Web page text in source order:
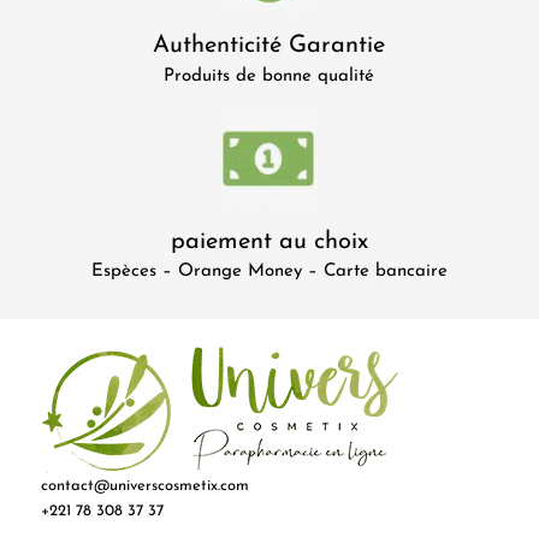
Authenticité Garantie
Produits de bonne qualité
paiement au choix
Espèces – Orange Money – Carte bancaire
contact@universcosmetix.com
+221 78 308 37 37